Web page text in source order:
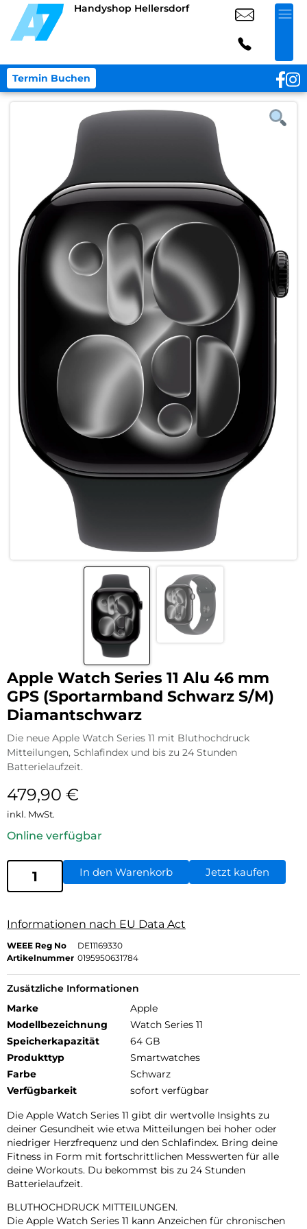
Handyshop Hellersdorf
Termin Buchen
Apple Watch Series 11 Alu 46 mm
GPS (Sportarmband Schwarz S/M)
Diamantschwarz
Die neue Apple Watch Series 11 mit Bluthochdruck
Mitteilungen, Schlafindex und bis zu 24 Stunden
Batterielaufzeit.
479,90 €
inkl. MwSt.
Online verfügbar
In den Warenkorb Jetzt kaufen
Informationen nach EU Data Act
WEEE Reg No
DE11169330
Artikelnummer 0195950631784
Zusätzliche Informationen
Marke
Apple
Modellbezeichnung
Watch Series 11
Speicherkapazität
64 GB
Produkttyp
Smartwatches
Farbe
Schwarz
Verfügbarkeit
sofort verfügbar
Die Apple Watch Series 11 gibt dir wertvolle Insights zu
deiner Gesundheit wie etwa Mitteilungen bei hoher oder
niedriger Herzfrequenz und den Schlafindex. Bring deine
Fitness in Form mit fortschrittlichen Messwerten für alle
deine Workouts. Du bekommst bis zu 24 Stunden
Batterielaufzeit.
BLUTHOCHDRUCK MITTEILUNGEN.
Die Apple Watch Series 11 kann Anzeichen für chronischen